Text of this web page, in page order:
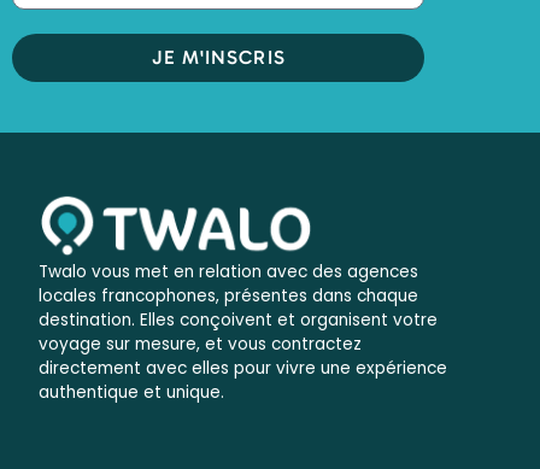
JE M'INSCRIS
Twalo vous met en relation avec des agences
locales francophones, présentes dans chaque
destination. Elles conçoivent et organisent votre
voyage sur mesure, et vous contractez
directement avec elles pour vivre une expérience
authentique et unique.